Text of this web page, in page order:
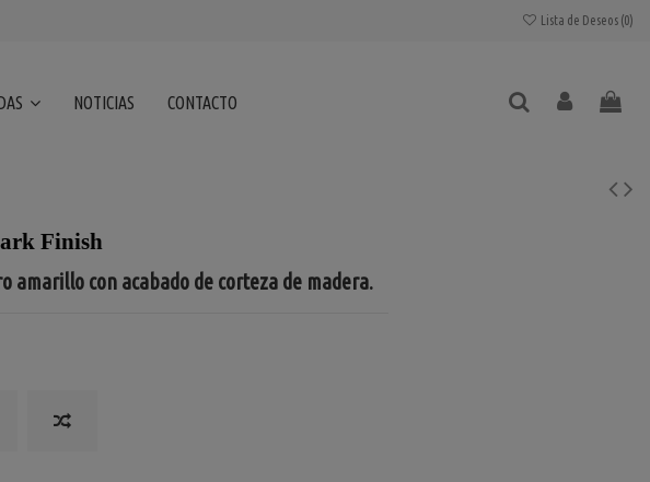
Lista de Deseos (0)
NOTICIAS CONTACTO
Finish
amarillo con acabado de corteza de madera.